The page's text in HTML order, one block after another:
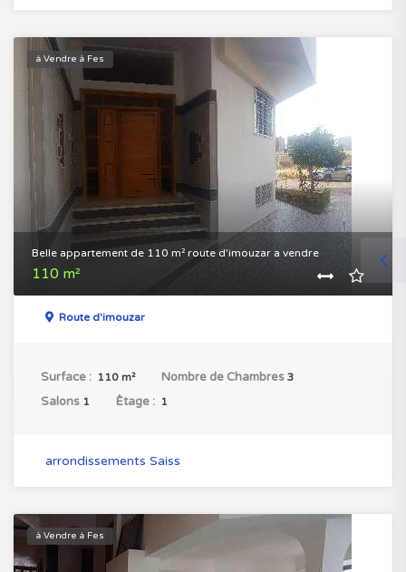
à Vendre à Fes
Belle appartement de 110 m² route d'imouzar a vendre
110 m²
Route d'imouzar
Surface : 110 m² Nombre de Chambres 3
Salons 1 ُEtage : 1
arrondissements Saiss
à Vendre à Fes